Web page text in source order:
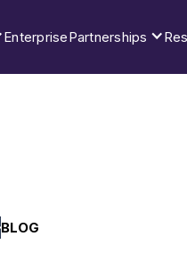
EnterprisePartnerships
BLOG